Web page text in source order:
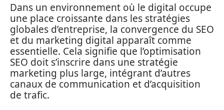
Dans un environnement où le digital occupe
une place croissante dans les stratégies
globales d’entreprise, la convergence du SEO
et du marketing digital apparaît comme
essentielle. Cela signifie que l’optimisation
SEO doit s’inscrire dans une stratégie
marketing plus large, intégrant d’autres
canaux de communication et d’acquisition
de trafic.